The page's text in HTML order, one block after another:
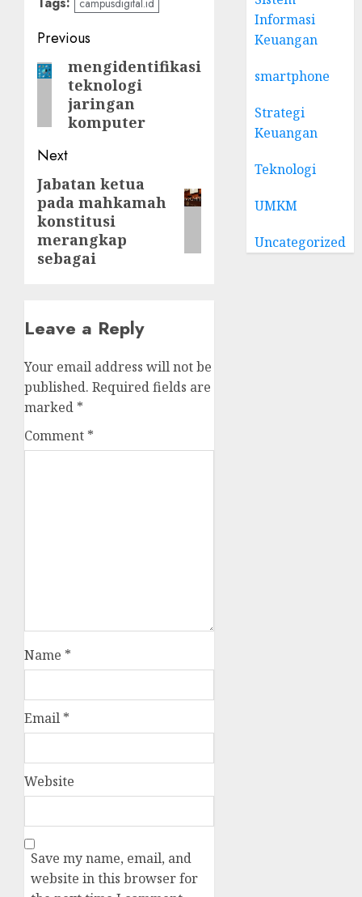
Post
navigation
Previous
Previous
post:
mengidentifikasi
teknologi
jaringan
komputer
Next
Next
post:
Jabatan ketua
pada mahkamah
konstitusi
merangkap
sebagai
Leave a Reply
Your email address will not be
published. Required fields are
marked *
Comment *
Name *
Email *
Website
Save my name, email, and
website in this browser for
Informasi
Keuangan
smartphone
Strategi
Keuangan
Teknologi
UMKM
Uncategorized